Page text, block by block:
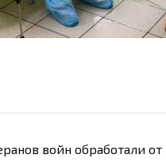
войн обработали